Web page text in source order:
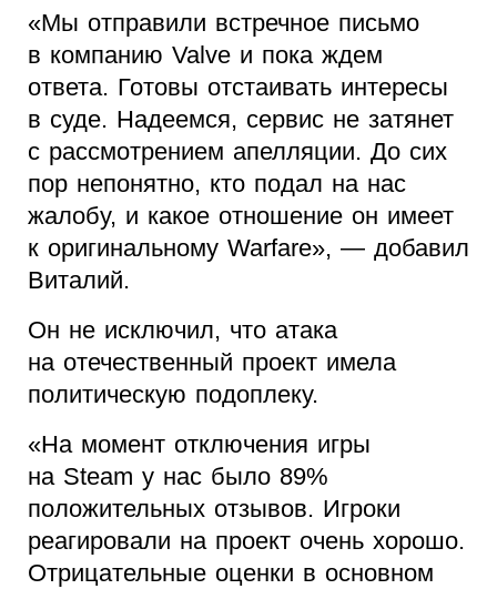
«Мы отправили встречное письмо
в компанию Valve и пока ждем
ответа. Готовы отстаивать интересы
в суде. Надеемся, сервис не затянет
с рассмотрением апелляции. До сих
пор непонятно, кто подал на нас
жалобу, и какое отношение он имеет
к оригинальному Warfare», — добавил
Виталий.
Он не исключил, что атака
на отечественный проект имела
политическую подоплеку.
«На момент отключения игры
на Steam у нас было 89%
положительных отзывов. Игроки
реагировали на проект очень хорошо.
Отрицательные оценки в основном